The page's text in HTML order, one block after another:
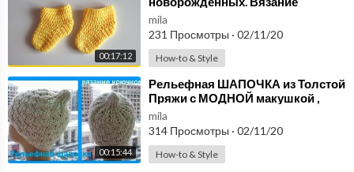
00:17:12
крючком / Crochet socks for
newborns
mila
231 Просмотры · 02/11/20
How-to & Style
00:15:44
⁣Рельефная ШАПОЧКА из Толстой
Пряжи с МОДНОЙ макушкой ,
вязание крючком(шапка № 167)
mila
314 Просмотры · 02/11/20
How-to & Style